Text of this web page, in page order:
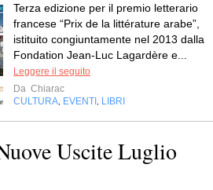
Terza edizione per il premio letterario
francese “Prix de la littérature arabe”,
istituito congiuntamente nel 2013 dalla
Fondation Jean-Luc Lagardère e...
Leggere il seguito
Da Chiarac
CULTURA EVENTI LIBRI
Uscite Luglio